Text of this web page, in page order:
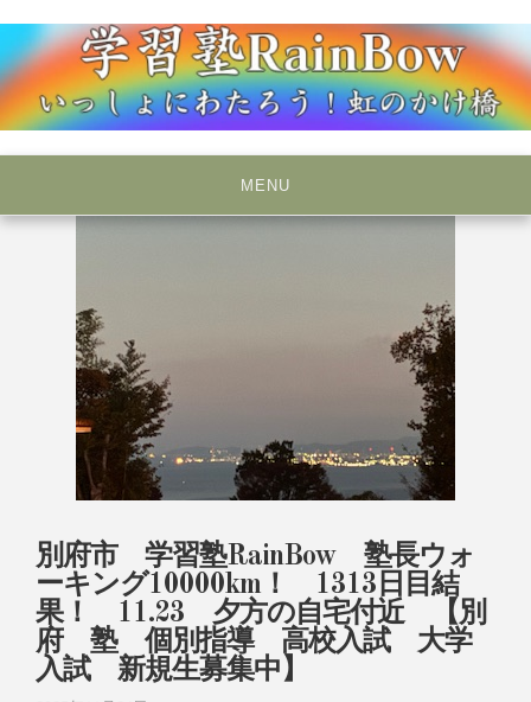
to
content
学習塾RainBow
MENU
別府市 学習塾RainBow 塾長ウォ
ーキング10000km！ 1313日目結
果！ 11.23 夕方の自宅付近 【別
府 塾 個別指導 高校入試 大学
入試 新規生募集中】